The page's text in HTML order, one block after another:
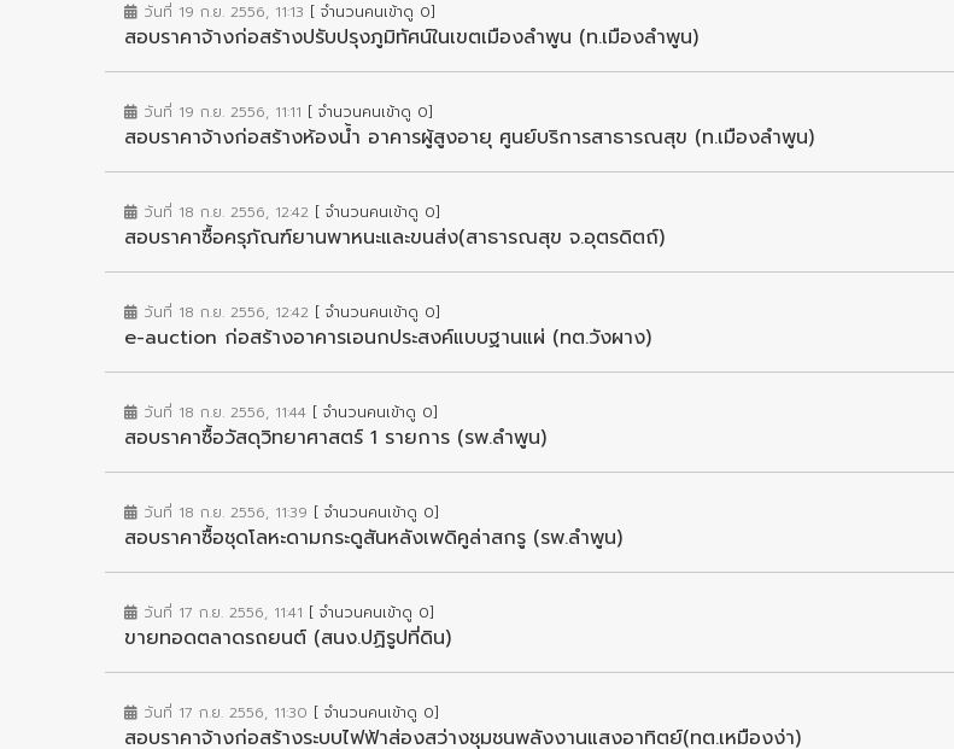
วันที่ 19 ก.ย. 2556, 11:13 [ จำนวนคนเข้าดู 0]
สอบราคาจ้างก่อสร้างปรับปรุงภูมิทัศน์ในเขตเมืองลำพูน (ท.เมืองลำพูน)
วันที่ 19 ก.ย. 2556, 11:11 [ จำนวนคนเข้าดู 0]
สอบราคาจ้างก่อสร้างห้องน้ำ อาคารผู้สูงอายุ ศูนย์บริการสาธารณสุข (ท.เมืองลำพูน)
วันที่ 18 ก.ย. 2556, 12:42 [ จำนวนคนเข้าดู 0]
สอบราคาซื้อครุภัณฑ์ยานพาหนะและขนส่ง(สาธารณสุข จ.อุตรดิตถ์)
วันที่ 18 ก.ย. 2556, 12:42 [ จำนวนคนเข้าดู 0]
e-auction ก่อสร้างอาคารเอนกประสงค์แบบฐานแผ่ (ทต.วังผาง)
วันที่ 18 ก.ย. 2556, 11:44 [ จำนวนคนเข้าดู 0]
สอบราคาซื้อวัสดุวิทยาศาสตร์ 1 รายการ (รพ.ลำพูน)
วันที่ 18 ก.ย. 2556, 11:39 [ จำนวนคนเข้าดู 0]
สอบราคาซื้อชุดโลหะดามกระดูสันหลังเพดิคูล่าสกรู (รพ.ลำพูน)
วันที่ 17 ก.ย. 2556, 11:41 [ จำนวนคนเข้าดู 0]
ขายทอดตลาดรถยนต์ (สนง.ปฏิรูปที่ดิน)
วันที่ 17 ก.ย. 2556, 11:30 [ จำนวนคนเข้าดู 0]
สอบราคาจ้างก่อสร้างระบบไฟฟ้าส่องสว่างชุมชนพลังงานแสงอาทิตย์(ทต.เหมืองง่า)